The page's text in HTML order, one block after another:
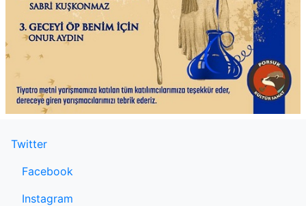
Twitter
Facebook
Instagram